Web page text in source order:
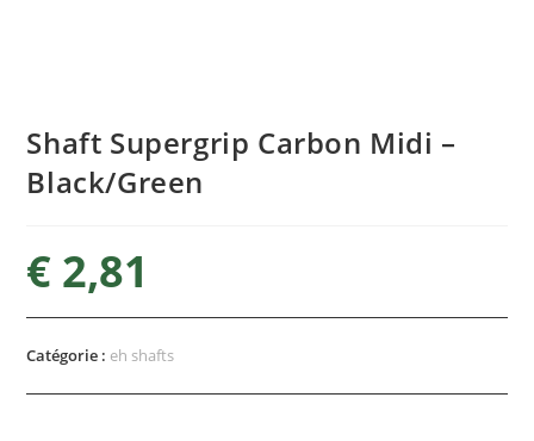
Shaft Supergrip Carbon Midi –
Black/Green
€ 2,81
Catégorie : eh shafts